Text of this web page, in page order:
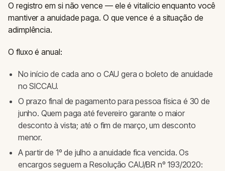
O registro em si não vence — ele é vitalício enquanto você
mantiver a anuidade paga. O que vence é a situação de
adimplência.
O fluxo é anual:
No início de cada ano o CAU gera o boleto de anuidade
no SICCAU.
O prazo final de pagamento para pessoa física é 30 de
junho. Quem paga até fevereiro garante o maior
desconto à vista; até o fim de março, um desconto
menor.
A partir de 1º de julho a anuidade fica vencida. Os
encargos seguem a Resolução CAU/BR nº 193/2020: